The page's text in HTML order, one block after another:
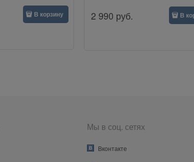
В корзину 2 990 руб. В
Мы в соц. сетях
Вконтакте